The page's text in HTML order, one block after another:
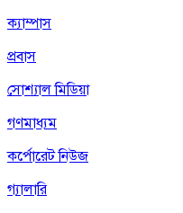
ক্যাম্পাস
প্রবাস
সোশ্যাল মিডিয়া
গণমাধ্যম
কর্পোরেট নিউজ
গ্যালারি